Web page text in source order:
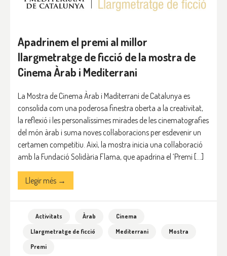
Apadrinem el premi al millor
llargmetratge de ficció de la mostra de
Cinema Àrab i Mediterrani
La Mostra de Cinema Àrab i Maditerrani de Catalunya es
consolida com una poderosa finestra oberta a la creativitat,
la reflexió i les personalíssimes mirades de les cinematografies
del món àrab i suma noves col·laboracions per esdevenir un
certamen competitiu. Aixì, la mostra inicia una col·laboració
amb la Fundació Solidària Flama, que apadrina el ‘Premi […]
Llegir més →
Activitats Àrab
Cinema
Llargmetratge de ficció
Mediterrani
Mostra
Premi